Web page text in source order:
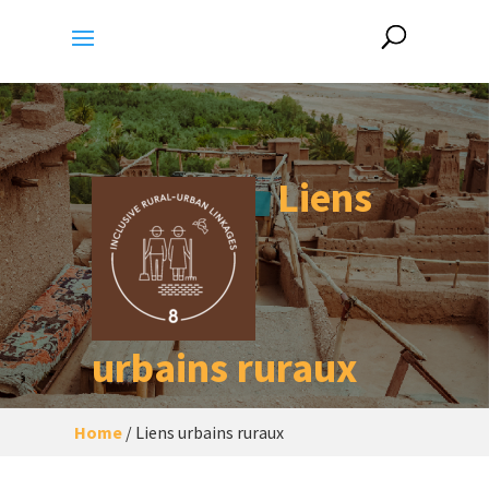
Liens
urbains ruraux
Une ville/établissement urbain durable
Home/ Liens urbains ruraux